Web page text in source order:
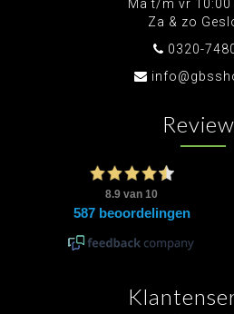
Ma t/m vr 10:00
Za & zo
0320-